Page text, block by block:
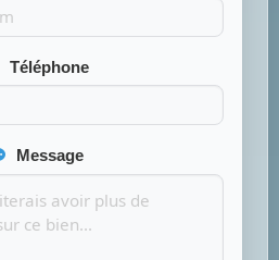
Téléphone
Message